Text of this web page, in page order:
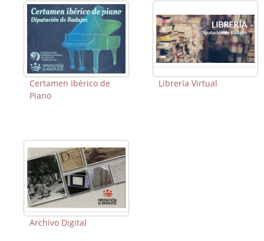
Certamen Ibérico de
Piano
Librería Virtual
Archivo Digital